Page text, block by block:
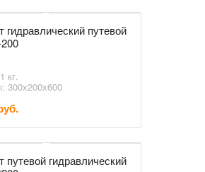
гидравлический путевой
кг.
300х200х600
путевой гидравлический